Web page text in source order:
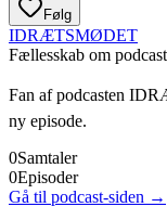
Følg
IDRÆTSMØDET
Fællesskab om
Fan af podcasten
ny episode.
0Samtaler
0Episoder
Gå til podcast-siden →